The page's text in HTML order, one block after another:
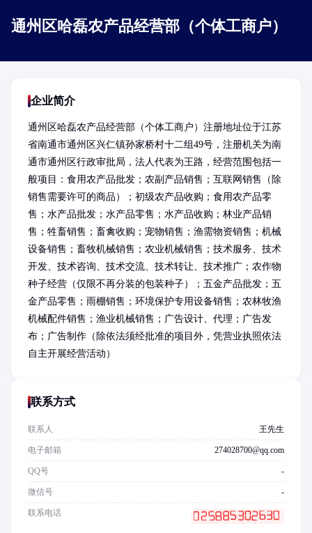
通州区哈磊农产品经营部（个体工商户）
企业简介
通州区哈磊农产品经营部（个体工商户）注册地址位于江苏
省南通市通州区兴仁镇孙家桥村十二组49号，注册机关为南
通市通州区行政审批局，法人代表为王路，经营范围包括一
般项目：食用农产品批发；农副产品销售；互联网销售（除
销售需要许可的商品）；初级农产品收购；食用农产品零
售；水产品批发；水产品零售；水产品收购；林业产品销
售；牲畜销售；畜禽收购；宠物销售；渔需物资销售；机械
设备销售；畜牧机械销售；农业机械销售；技术服务、技术
开发、技术咨询、技术交流、技术转让、技术推广；农作物
种子经营（仅限不再分装的包装种子）；五金产品批发；五
金产品零售；雨棚销售；环境保护专用设备销售；农林牧渔
机械配件销售；渔业机械销售；广告设计、代理；广告发
布；广告制作（除依法须经批准的项目外，凭营业执照依法
自主开展经营活动）
联系方式
联系人 王先生
电子邮箱 274028700@qq.com
QQ号 -
微信号 -
联系电话